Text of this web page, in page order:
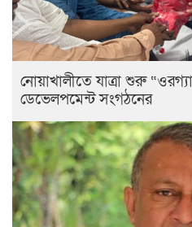
নোয়াখালীতে যাত্রা শুরু
ডেভেলপমেন্ট সংগঠনের